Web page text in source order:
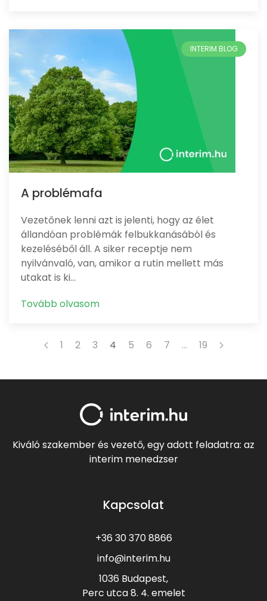
A problémafa
Vezetőnek lenni azt is jelenti, hogy az élet
állandóan problémák felbukkanásából és
kezeléséből áll. A siker receptje nem
nyilvánvaló, van, amikor a rutin mellett más
utakat is ki…
Tovább olvasom
1 2 3 4 5 6 7 … 19
Kiváló szakember és vezető, egy adott feladatra: az
interim menedzser
Kapcsolat
+36 30 370 8866
info@interim.hu
1036 Budapest,
Perc utca 8. 4. emelet